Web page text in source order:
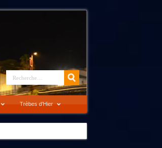
Trèbes d’Hier